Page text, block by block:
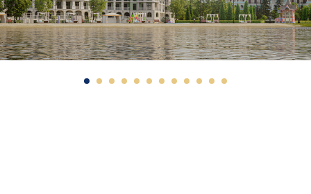
головокружительные виды на